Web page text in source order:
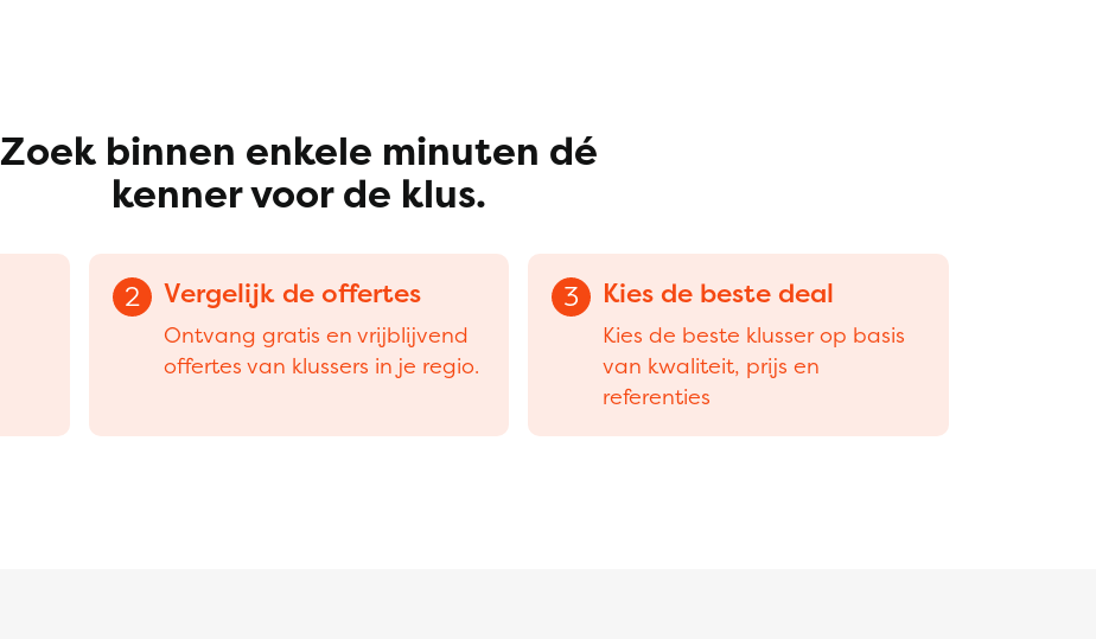
Zoek binnen enkele minuten dé
kenner voor de klus.
2 Vergelijk de offertes
Ontvang gratis en vrijblijvend
offertes van klussers in je regio.
3 Kies de beste deal
Kies de beste klusser op basis
van kwaliteit, prijs en
referenties